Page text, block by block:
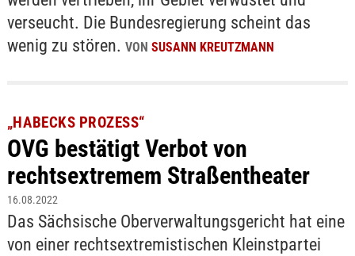
verseucht. Die Bundesregierung scheint das
wenig zu stören. VON SUSANN KREUTZMANN
„HABECKS PROZESS“
OVG bestätigt Verbot von
rechtsextremem Straßentheater
16.08.2022
Das Sächsische Oberverwaltungsgericht hat eine
von einer rechtsextremistischen Kleinstpartei